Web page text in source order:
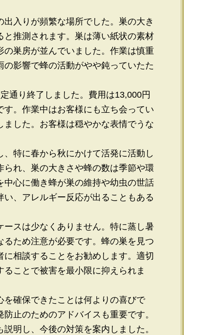
入りが頻繁な場所でした。巣の大き
推測されます。巣は薄い紙状の素材
巣房が並んでいました。作業は慎重
影響で蜂の活動がやや鈍っていたた
通り終了しました。費用は13,000円
。作業中はお客様にも立ち会ってい
した。お客様は穏やかな表情でうな
特に春から秋にかけて活発に活動し
れ、巣の大きさや蜂の数は季節や環
心に働き蜂が巣の維持や幼虫の世話
、アレルギー反応が出ることもある
スは少なくありません。特に蒸し暑
ため注意が必要です。蜂の巣を見つ
相談することをお勧めします。適切
ことで被害を最小限に抑えられま
確保できたことは何よりの喜びで
止のためのアドバイスも重要です。
明し、今後の対策を案内しました。